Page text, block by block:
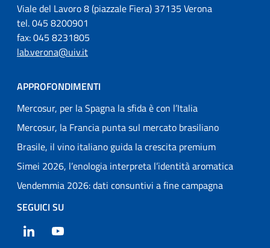
Viale del Lavoro 8 (piazzale Fiera) 37135 Verona
tel. 045 8200901
fax: 045 8231805
lab.verona@uiv.it
APPROFONDIMENTI
Mercosur, per la Spagna la sfida è con l’Italia
Mercosur, la Francia punta sul mercato brasiliano
Brasile, il vino italiano guida la crescita premium
Simei 2026, l’enologia interpreta l’identità aromatica
Vendemmia 2026: dati consuntivi a fine campagna
SEGUICI SU
LinkedIn